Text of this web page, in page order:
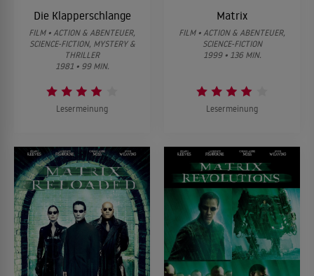
Die Klapperschlange
FILM • ACTION & ABENTEUER,
SCIENCE-FICTION, MYSTERY &
THRILLER
1981 • 99 MIN.
Lesermeinung
Matrix
FILM • ACTION & ABENTEUER,
SCIENCE-FICTION
1999 • 136 MIN.
Lesermeinung